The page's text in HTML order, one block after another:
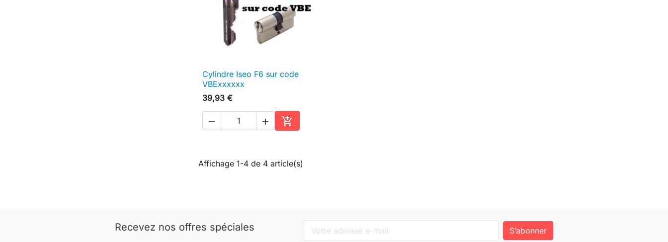
 Aperçu rapide
Cylindre Iseo F6 sur code
VBExxxxxx
39,93 €
  
Ajouter au panier
Affichage 1-4 de 4 article(s)
Recevez nos offres spéciales